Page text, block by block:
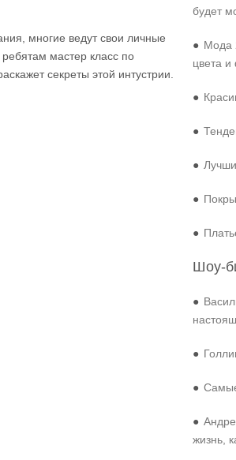
многие ведут свои личные
мастер класс по
секреты этой интустрии.
будет
● Мода
цвета
●
●
●
●
●
Шоу-
●
●
●
●
жизнь,